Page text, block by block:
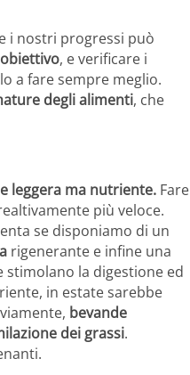
i nostri progressi può
, e verificare i
a fare sempre meglio.
degli alimenti, che
leggera ma nutriente. Fare
più veloce.
se disponiamo di un
rigenerante e infine una
stimolano la digestione ed
in estate sarebbe
bevande
dei grassi.